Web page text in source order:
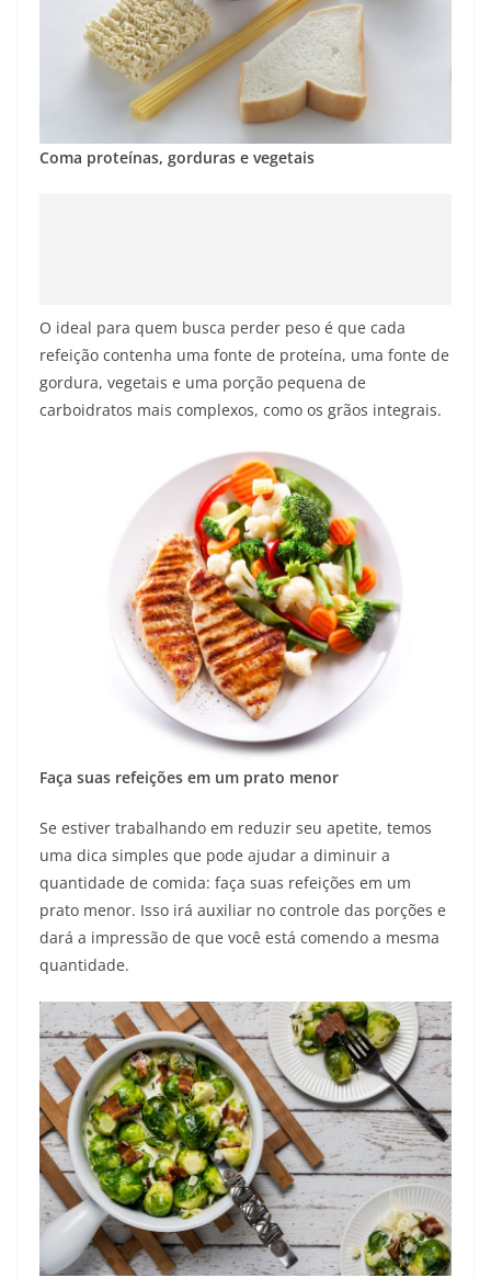
Coma proteínas, gorduras e vegetais
O ideal para quem busca perder peso é que cada
refeição contenha uma fonte de proteína, uma fonte de
gordura, vegetais e uma porção pequena de
carboidratos mais complexos, como os grãos integrais.
Faça suas refeições em um prato menor
Se estiver trabalhando em reduzir seu apetite, temos
uma dica simples que pode ajudar a diminuir a
quantidade de comida: faça suas refeições em um
prato menor. Isso irá auxiliar no controle das porções e
dará a impressão de que você está comendo a mesma
quantidade.